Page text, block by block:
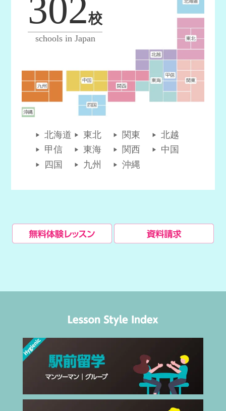
北海道 東北 関東
北越
甲信
東海 関西
中国
四国
九州 沖縄
302校
schools in Japan